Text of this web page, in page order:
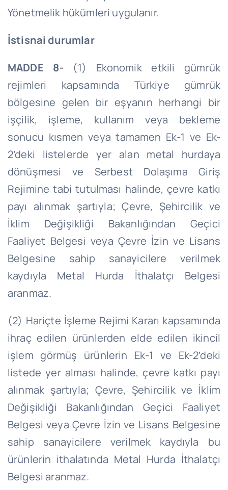
Yönetmelik hükümleri uygulanır.
İstisnai durumlar
MADDE 8- (1) Ekonomik etkili gümrük
rejimleri kapsamında Türkiye gümrük
bölgesine gelen bir eşyanın herhangi bir
işçilik, işleme, kullanım veya bekleme
sonucu kısmen veya tamamen Ek-1 ve Ek-
2’deki listelerde yer alan metal hurdaya
dönüşmesi ve Serbest Dolaşıma Giriş
Rejimine tabi tutulması halinde, çevre katkı
payı alınmak şartıyla; Çevre, Şehircilik ve
İklim Değişikliği Bakanlığından Geçici
Faaliyet Belgesi veya Çevre İzin ve Lisans
Belgesine sahip sanayicilere verilmek
kaydıyla Metal Hurda İthalatçı Belgesi
aranmaz.
(2) Hariçte İşleme Rejimi Kararı kapsamında
ihraç edilen ürünlerden elde edilen ikincil
işlem görmüş ürünlerin Ek-1 ve Ek-2’deki
listede yer alması halinde, çevre katkı payı
alınmak şartıyla; Çevre, Şehircilik ve İklim
Değişikliği Bakanlığından Geçici Faaliyet
Belgesi veya Çevre İzin ve Lisans Belgesine
sahip sanayicilere verilmek kaydıyla bu
ürünlerin ithalatında Metal Hurda İthalatçı
Belgesi aranmaz.